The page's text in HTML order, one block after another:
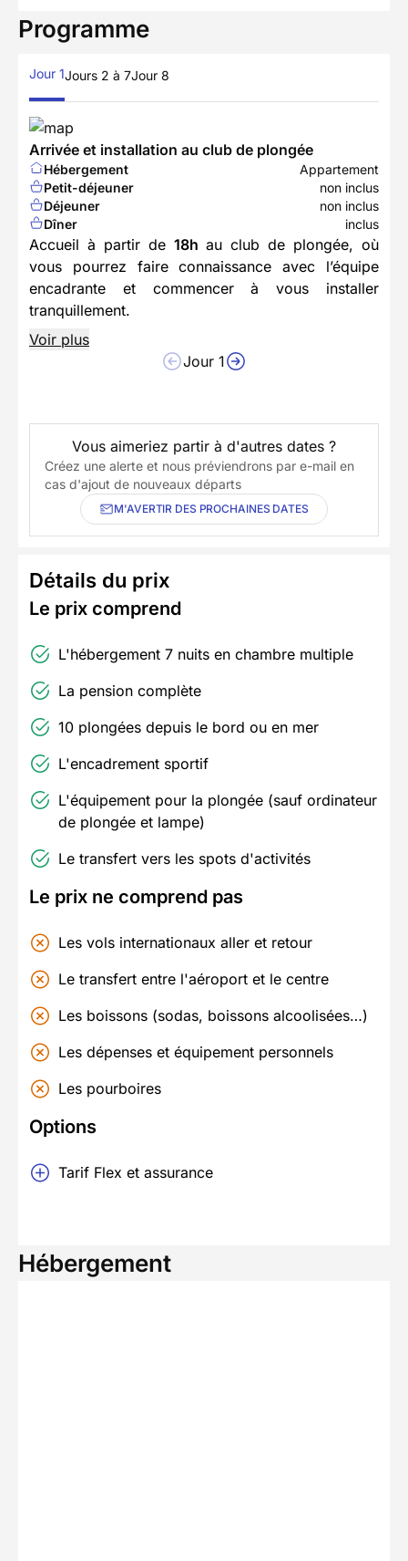
Programme
Jour 1Jours 2 à 7Jour 8
Arrivée et installation au club de plongée
Hébergement
Appartement
Petit-déjeuner
non inclus
Déjeuner
non inclus
Dîner
inclus
Accueil à partir de 18h au club de plongée, où
vous pourrez faire connaissance avec l’équipe
encadrante et commencer à vous installer
tranquillement.
Voir plus
Jour 1
Vous aimeriez partir à d'autres dates ?
Créez une alerte et nous préviendrons par e-mail en
cas d'ajout de nouveaux départs
M'AVERTIR DES PROCHAINES DATES
Détails du prix
Le prix comprend
L'hébergement 7 nuits en chambre multiple
La pension complète
10 plongées depuis le bord ou en mer
L'encadrement sportif
L'équipement pour la plongée (sauf ordinateur
de plongée et lampe)
Le transfert vers les spots d'activités
Le prix ne comprend pas
Les vols internationaux aller et retour
Le transfert entre l'aéroport et le centre
Les boissons (sodas, boissons alcoolisées…)
Les dépenses et équipement personnels
Les pourboires
Options
Tarif Flex et assurance
Hébergement